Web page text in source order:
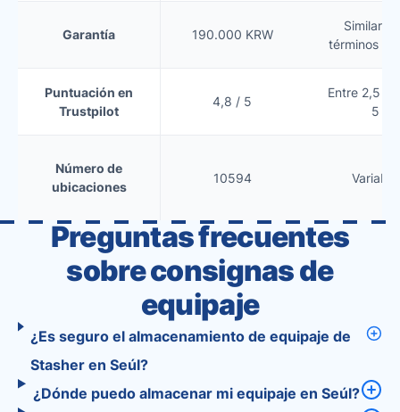
Garantía 190.000 KRW
Similar
términos
Puntuación en
Trustpilot
4,8 / 5
Entre 2,5 y
5
Número de
ubicaciones
10594 Variable
Preguntas frecuentes
sobre consignas de
equipaje
¿Es seguro el almacenamiento de equipaje de
Stasher en Seúl?
¿Dónde puedo almacenar mi equipaje en Seúl?